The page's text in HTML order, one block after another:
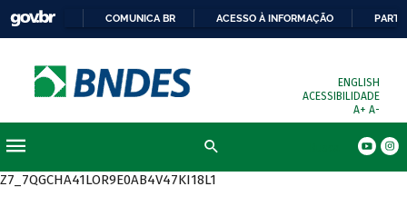
COMUNICA BR ACESSO À INFORMAÇÃO
ENGLISH
ACESSIBILIDADE
A+ A-
Z7_7QGCHA41LOR9E0AB4V47KI18L1